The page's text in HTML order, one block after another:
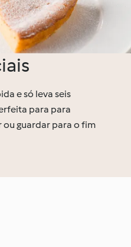
e só leva seis
para para
guardar para o fim